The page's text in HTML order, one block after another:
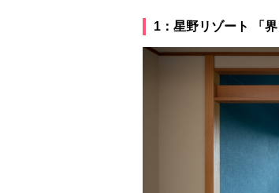
1：星野リゾート 「